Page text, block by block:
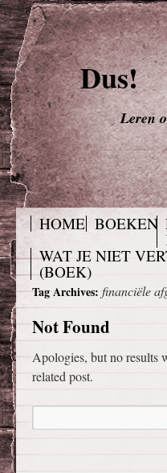
Dus!
Leren
HOME BOEKEN
WAT JE NIET
(BOEK)
Tag Archives: financiële
Not Found
Apologies, but no results
related post.